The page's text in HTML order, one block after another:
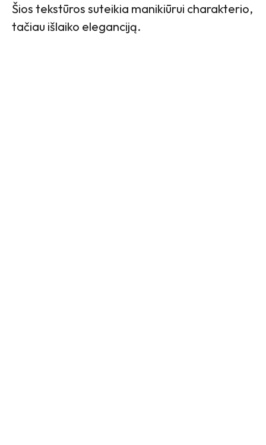
Šios tekstūros suteikia manikiūrui charakterio,
tačiau išlaiko eleganciją.